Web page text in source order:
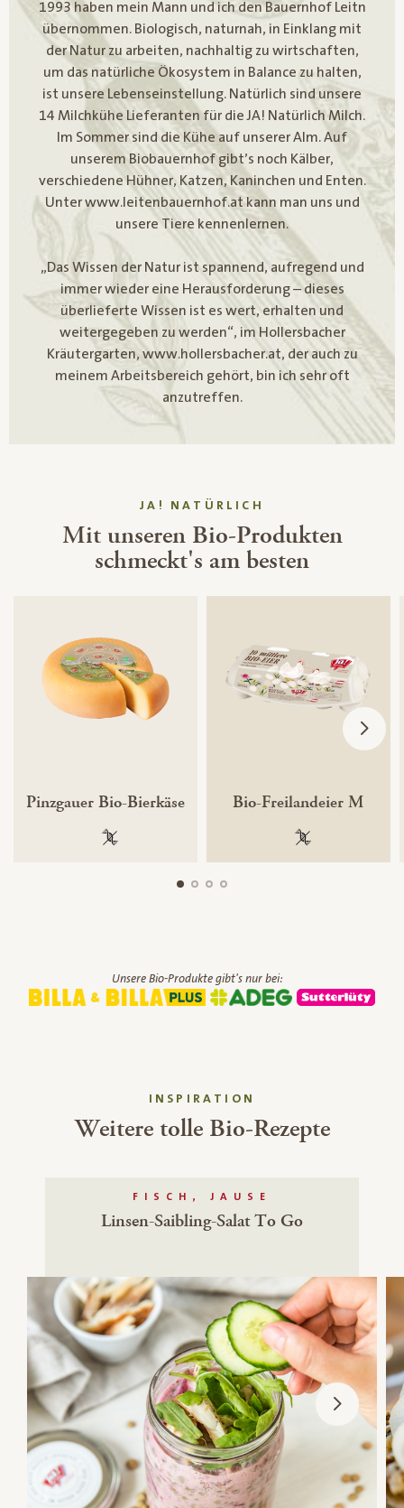
1993 haben mein Mann und ich den Bauernhof Leitn
übernommen. Biologisch, naturnah, in Einklang mit
der Natur zu arbeiten, nachhaltig zu wirtschaften,
um das natürliche Ökosystem in Balance zu halten,
ist unsere Lebenseinstellung. Natürlich sind unsere
14 Milchkühe Lieferanten für die JA! Natürlich Milch.
Im Sommer sind die Kühe auf unserer Alm. Auf
unserem Biobauernhof gibt’s noch Kälber,
verschiedene Hühner, Katzen, Kaninchen und Enten.
Unter www.leitenbauernhof.at kann man uns und
unsere Tiere kennenlernen.
„Das Wissen der Natur ist spannend, aufregend und
immer wieder eine Herausforderung – dieses
überlieferte Wissen ist es wert, erhalten und
weitergegeben zu werden“, im Hollersbacher
Kräutergarten, www.hollersbacher.at, der auch zu
meinem Arbeitsbereich gehört, bin ich sehr oft
anzutreffen.
JA! NATÜRLICH
Mit unseren Bio-Produkten
schmeckt's am besten
Pinzgauer Bio-Bierkäse
100 % gentechnikfrei
Bio-Freilandeier M
100 %
Unsere Bio-Produkte gibt's nur bei:
INSPIRATION
Weitere tolle Bio-Rezepte
FISCH, JAUSE
Linsen-Saibling-Salat To Go